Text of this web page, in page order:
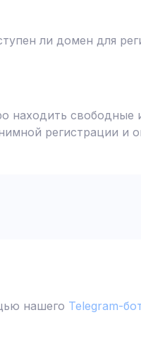
ли домен для
находить свободные
регистрации и
нашего Telegram-